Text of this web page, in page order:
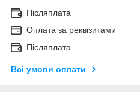
Післяплата
Оплата за реквізитами
Післяплата
Всі умови оплати